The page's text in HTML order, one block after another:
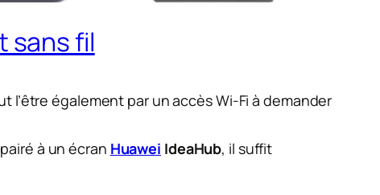
sans fil
l’être également par un accès Wi-Fi à demander
à un écran Huawei IdeaHub, il suffit